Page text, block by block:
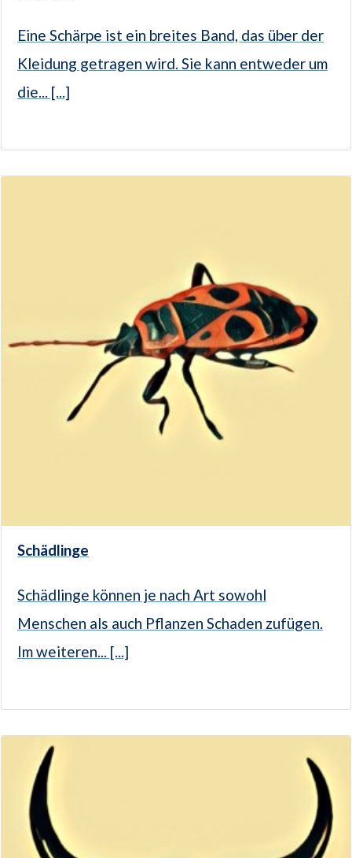
Eine Schärpe ist ein breites Band, das über der
Kleidung getragen wird. Sie kann entweder um
die... [...]
Schädlinge
Schädlinge können je nach Art sowohl
Menschen als auch Pflanzen Schaden zufügen.
Im weiteren... [...]